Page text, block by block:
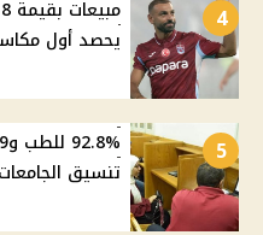
4
يحصد أول
5
تنسيق الجامعات 2026 وأماكن المرحلة الثانية